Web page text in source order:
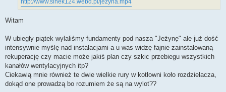
http://www.sinek124.webd.pl/jezyna.mp4
Witam
W ubiegły piątek wylaliśmy fundamenty pod nasza "Jeżynę" ale już dość
intensywnie myślę nad instalacjami a u was widzę fajnie zainstalowaną
rekuperację czy macie może jakiś plan czy szkic przebiegu wszystkich
kanałów wentylacyjnych itp?
Ciekawią mnie również te dwie wielkie rury w kotłowni koło rozdzielacza,
dokąd one prowadzą bo rozumiem że są na wylot??